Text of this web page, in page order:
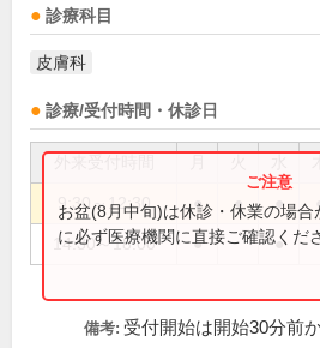
診療科目
皮膚科
診療/受付時間・休診日
9:30～12:30 ● ● ● ●
14:30～18:00 ● ●
お盆(8月中旬)は休診・休業の場
に必ず医療機関に直接ご確認くだ
備考: 受付開始は開始30分前